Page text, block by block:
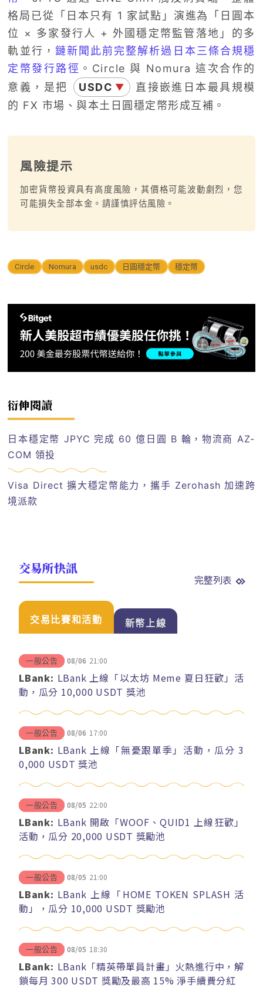
格局已從「日本只有 1 家試點」演進為「日圓本
位 × 多家發行人 + 外國穩定幣監管落地」的多
軌並行， 鏈新聞此前完整解析過日本三條合規穩
定幣發行路徑 。Circle 與 Nomura 這次合作的
意義，是把
USDC ▼
直接嵌進日本最具規模
的 FX 市場、與本土日圓穩定幣形成互補。
風險提示
加密貨幣投資具有高度風險，其價格可能波動劇烈，您
可能損失全部本金。請謹慎評估風險。
Circle Nomura usdc 日圓穩定幣 穩定幣
衍伸閱讀
日本穩定幣 JPYC 完成 60 億日圓 B 輪，物流商 AZ-
COM 領投
Visa Direct 擴大穩定幣能力，攜手 Zerohash 加速跨
境派款
交易所快訊
完整列表
交易比賽和活動 新幣上線
一般公告 08/06 21:00
LBank: LBank 上線「以太坊 Meme 夏日狂歡」活
動，瓜分 10,000 USDT 獎池
一般公告 08/06 17:00
LBank: LBank 上線「無憂跟單季」活動，瓜分 3
0,000 USDT 獎池
一般公告 08/05 22:00
LBank: LBank 開啟「WOOF、QUID1 上線狂歡」
活動，瓜分 20,000 USDT 獎勵池
一般公告 08/05 21:00
LBank: LBank 上線「HOME TOKEN SPLASH 活
動」，瓜分 10,000 USDT 獎勵池
一般公告 08/05 18:30
LBank: LBank「精英帶單員計畫」火熱進行中，解
鎖每月 300 USDT 獎勵及最高 15% 淨手續費分紅